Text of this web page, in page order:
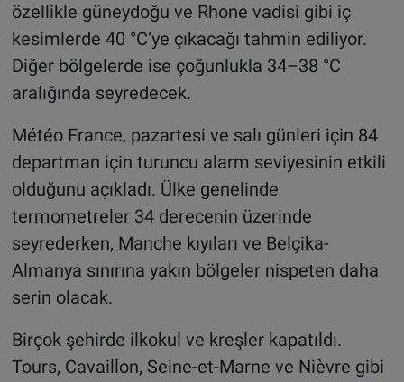
özellikle güneydoğu ve Rhone vadisi gibi iç
kesimlerde 40 °C’ye çıkacağı tahmin ediliyor.
Diğer bölgelerde ise çoğunlukla 34–38 °C
aralığında seyredecek.
Météo France, pazartesi ve salı günleri için 84
departman için turuncu alarm seviyesinin etkili
olduğunu açıkladı. Ülke genelinde
termometreler 34 derecenin üzerinde
seyrederken, Manche kıyıları ve Belçika-
Almanya sınırına yakın bölgeler nispeten daha
serin olacak.
Birçok şehirde ilkokul ve kreşler kapatıldı.
Tours, Cavaillon, Seine-et-Marne ve Nièvre gibi